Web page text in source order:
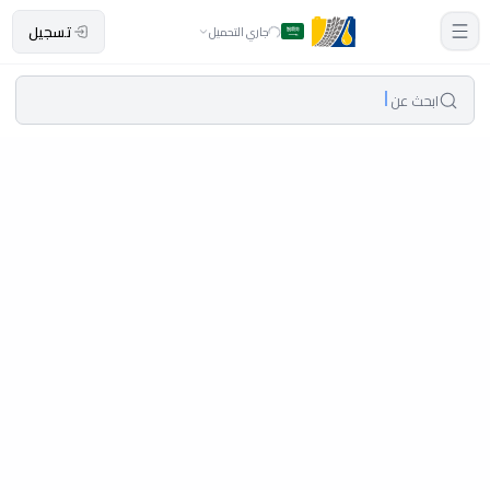
جاري التحميل تسجيل
ابحث عن